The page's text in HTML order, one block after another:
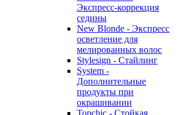
Экспресс-коррекция
седины
New Blonde - Экспресс
осветление для
мелированных волос
Stylesign - Стайлинг
System -
Дополнительные
продукты при
окрашивании
Topchic - Стойкая